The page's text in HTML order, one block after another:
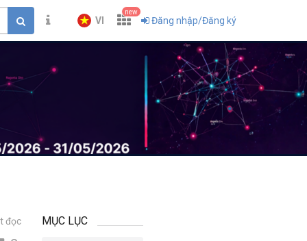
VI
new
Đăng nhập/Đăng ký
đọc MỤC LỤC